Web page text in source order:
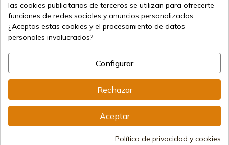
Información
(+34)978 877 088
De lunes a viernes de 09:00 a 15:00
las cookies publicitarias de terceros se utilizan para ofrecerte
funciones de redes sociales y anuncios personalizados.
¿Aceptas estas cookies y el procesamiento de datos
personales involucrados?
Configurar
Rechazar
Aceptar
Política de privacidad y cookies